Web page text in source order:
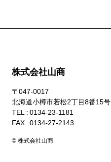
株式会社山商
〒047-0017
北海道小樽市若松2丁目8番15号
TEL : 0134-23-1181
FAX : 0134-27-2143
© 株式会社山商